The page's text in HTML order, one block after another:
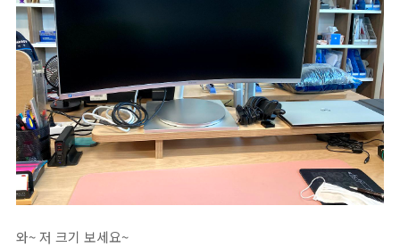
와~ 저 크기 보세요~